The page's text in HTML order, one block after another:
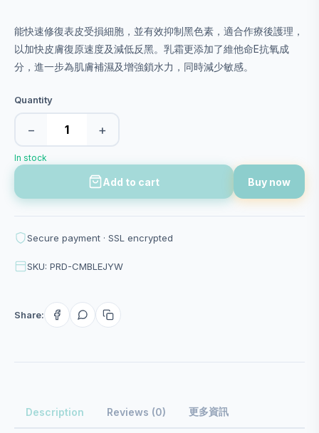
能快速修復表皮受損細胞，並有效抑制黑色素，適合作療後護理，
以加快皮膚復原速度及減低反黑。乳霜更添加了維他命E抗氧成
分，進一步為肌膚補濕及增強鎖水力，同時減少敏感。
Quantity
− +
In stock
Add to cart Buy now
Secure payment · SSL encrypted
SKU: PRD-CMBLEJYW
Share:
Description Reviews (0) 更多資訊